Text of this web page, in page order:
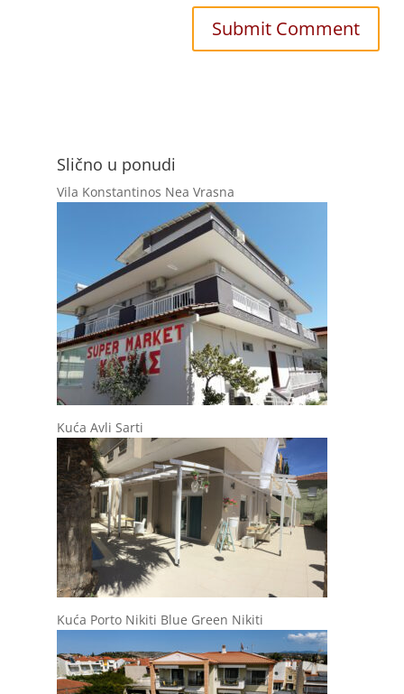
Slično u ponudi
Vila Konstantinos Nea Vrasna
Kuća Avli Sarti
Kuća Porto Nikiti Blue Green Nikiti